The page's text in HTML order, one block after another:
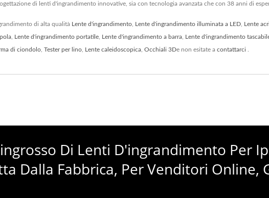
di lenti d'ingrandimento innovative, sia con tecnologia avanzata che con 38 anni di
di alta qualità Lente d'ingrandimento Lente d'ingrandimento illuminata a LED Lente
Lente d'ingrandimento portatile Lente d'ingrandimento a barra Lente d'ingrandimento
di ciondolo Tester per lino Lente caleidoscopica Occhiali 3De non esitate a contattarci
Di Lenti D'ingrandimento Per
Dalla Fabbrica, Per Venditori Online,